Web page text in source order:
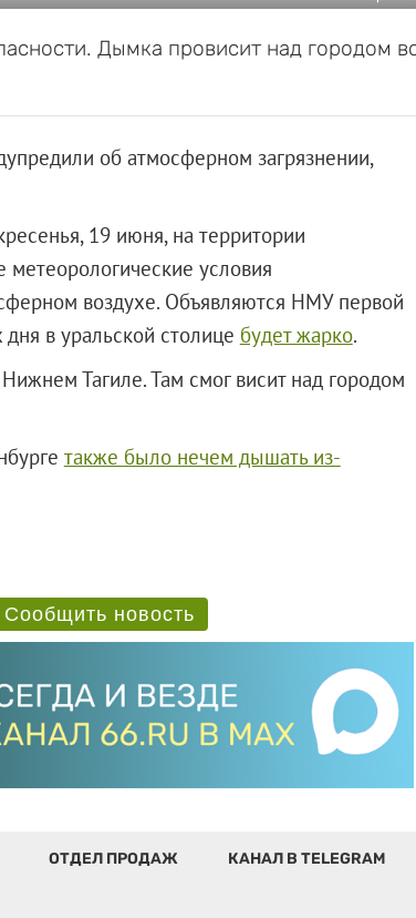
Дымка провисит над городом
об атмосферном загрязнении,
19 июня, на территории
условия
воздухе. Объявляются НМУ первой
в уральской столице будет жарко.
Тагиле. Там смог висит над городом
также было нечем дышать из-
Сообщить новость
ОТДЕЛ ПРОДАЖ КАНАЛ В TELEGRAM